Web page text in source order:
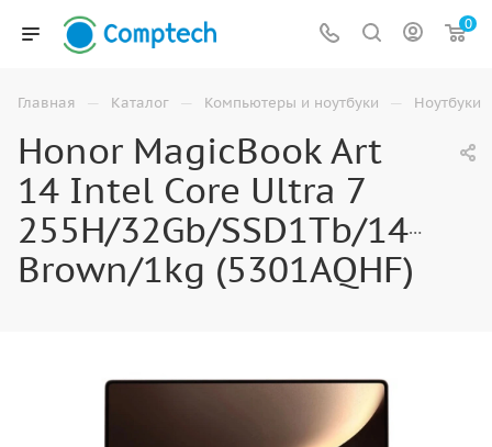
0
Главная — Каталог — Компьютеры и ноутбуки — Ноутбуки
Honor MagicBook Art
14 Intel Core Ultra 7
255H/32Gb/SSD1Tb/14.6"/
Brown/1kg (5301AQHF)